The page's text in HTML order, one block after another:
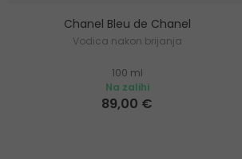
Chanel Bleu de Chanel
Vodica nakon brijanja
100 ml
Na zalihi
89,00 €